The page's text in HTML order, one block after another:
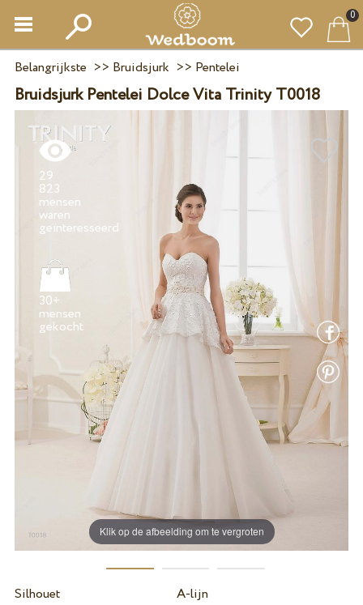
0
Belangrijkste >> Bruidsjurk >> Pentelei
Bruidsjurk Pentelei Dolce Vita Trinity T0018
Klik op de afbeelding om te vergroten
29
823
mensen
waren
30+
mensen
Silhouet
A-lijn